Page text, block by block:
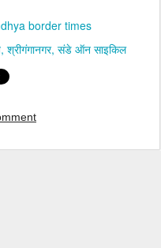
border times
श्रीगंगानगर संडे ऑन साइकिल